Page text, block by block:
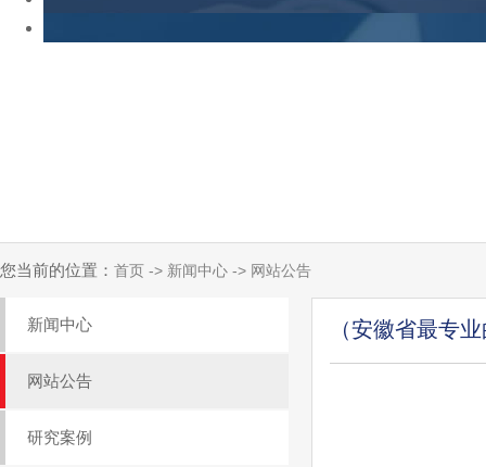
您当前的位置： 首页 -> 新闻中心 -> 网站公告
新闻中心
网站公告
研究案例
（安徽省最专